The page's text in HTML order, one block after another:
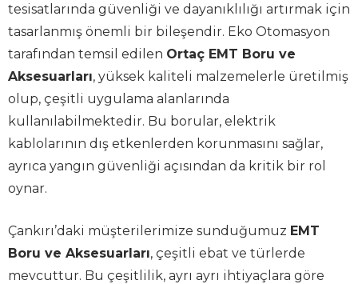
tesisatlarında güvenliği ve dayanıklılığı artırmak için
tasarlanmış önemli bir bileşendir. Eko Otomasyon
tarafından temsil edilen Ortaç EMT Boru ve
Aksesuarları, yüksek kaliteli malzemelerle üretilmiş
olup, çeşitli uygulama alanlarında
kullanılabilmektedir. Bu borular, elektrik
kablolarının dış etkenlerden korunmasını sağlar,
ayrıca yangın güvenliği açısından da kritik bir rol
oynar.
Çankırı’daki müşterilerimize sunduğumuz EMT
Boru ve Aksesuarları, çeşitli ebat ve türlerde
mevcuttur. Bu çeşitlilik, ayrı ayrı ihtiyaçlara göre